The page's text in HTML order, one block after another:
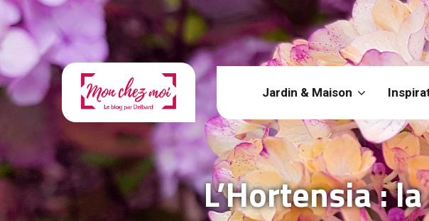
Jardin & Maison
L’Hortensia :